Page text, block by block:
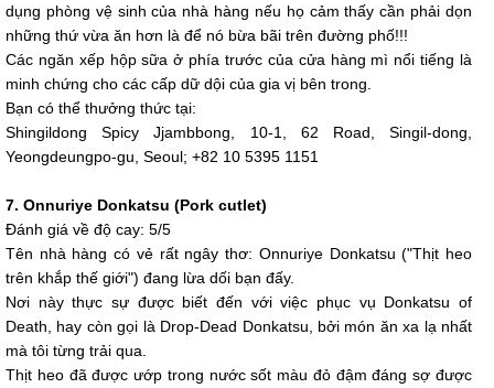
dụng phòng vệ sinh của nhà hàng nếu họ cảm thấy cần phải dọn
những thứ vừa ăn hơn là để nó bừa bãi trên đường phố!!!
Các ngăn xếp hộp sữa ở phía trước của cửa hàng mì nổi tiếng là
minh chứng cho các cấp dữ dội của gia vị bên trong.
Bạn có thể thưởng thức tại:
Shingildong Spicy Jjambbong, 10-1, 62 Road, Singil-dong,
Yeongdeungpo-gu, Seoul; +82 10 5395 1151
7. Onnuriye Donkatsu (Pork cutlet)
Đánh giá về độ cay: 5/5
Tên nhà hàng có vẻ rất ngây thơ: Onnuriye Donkatsu ("Thịt heo
trên khắp thế giới") đang lừa dối bạn đấy.
Nơi này thực sự được biết đến với việc phục vụ Donkatsu of
Death, hay còn gọi là Drop-Dead Donkatsu, bởi món ăn xa lạ nhất
mà tôi từng trải qua.
Thịt heo đã được ướp trong nước sốt màu đỏ đậm đáng sợ được